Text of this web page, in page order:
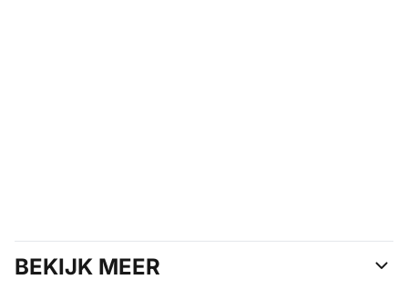
BEKIJK MEER